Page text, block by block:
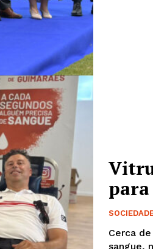
Grande Entrevista
Publicidade
Quero ser
para
Cerca
sangue,